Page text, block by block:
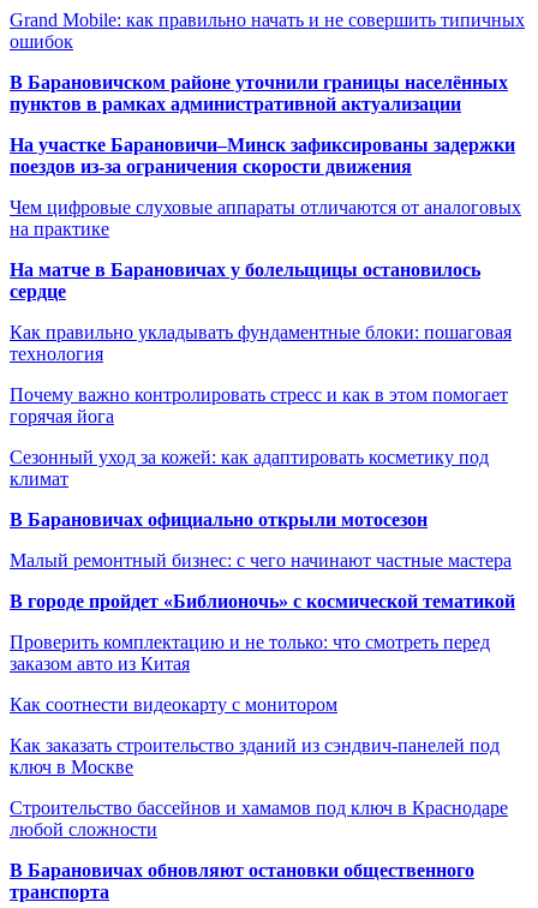
Grand Mobile: как правильно начать и не совершить типичных
ошибок
В Барановичском районе уточнили границы населённых
пунктов в рамках административной актуализации
На участке Барановичи–Минск зафиксированы задержки
поездов из-за ограничения скорости движения
Чем цифровые слуховые аппараты отличаются от аналоговых
на практике
На матче в Барановичах у болельщицы остановилось
сердце
Как правильно укладывать фундаментные блоки: пошаговая
технология
Почему важно контролировать стресс и как в этом помогает
горячая йога
Сезонный уход за кожей: как адаптировать косметику под
климат
В Барановичах официально открыли мотосезон
Малый ремонтный бизнес: с чего начинают частные мастера
В городе пройдет «Библионочь» с космической тематикой
Проверить комплектацию и не только: что смотреть перед
заказом авто из Китая
Как соотнести видеокарту с монитором
Как заказать строительство зданий из сэндвич-панелей под
ключ в Москве
Строительство бассейнов и хамамов под ключ в Краснодаре
любой сложности
В Барановичах обновляют остановки общественного
транспорта